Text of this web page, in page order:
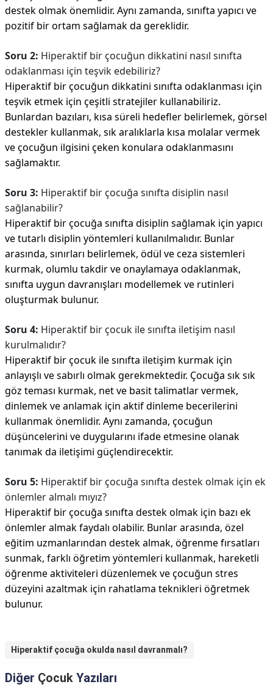
destek olmak önemlidir. Aynı zamanda, sınıfta yapıcı ve
pozitif bir ortam sağlamak da gereklidir.
Soru 2: Hiperaktif bir çocuğun dikkatini nasıl sınıfta
odaklanması için teşvik edebiliriz?
Hiperaktif bir çocuğun dikkatini sınıfta odaklanması için
teşvik etmek için çeşitli stratejiler kullanabiliriz.
Bunlardan bazıları, kısa süreli hedefler belirlemek, görsel
destekler kullanmak, sık aralıklarla kısa molalar vermek
ve çocuğun ilgisini çeken konulara odaklanmasını
sağlamaktır.
Soru 3: Hiperaktif bir çocuğa sınıfta disiplin nasıl
sağlanabilir?
Hiperaktif bir çocuğa sınıfta disiplin sağlamak için yapıcı
ve tutarlı disiplin yöntemleri kullanılmalıdır. Bunlar
arasında, sınırları belirlemek, ödül ve ceza sistemleri
kurmak, olumlu takdir ve onaylamaya odaklanmak,
sınıfta uygun davranışları modellemek ve rutinleri
oluşturmak bulunur.
Soru 4: Hiperaktif bir çocuk ile sınıfta iletişim nasıl
kurulmalıdır?
Hiperaktif bir çocuk ile sınıfta iletişim kurmak için
anlayışlı ve sabırlı olmak gerekmektedir. Çocuğa sık sık
göz teması kurmak, net ve basit talimatlar vermek,
dinlemek ve anlamak için aktif dinleme becerilerini
kullanmak önemlidir. Aynı zamanda, çocuğun
düşüncelerini ve duygularını ifade etmesine olanak
tanımak da iletişimi güçlendirecektir.
Soru 5: Hiperaktif bir çocuğa sınıfta destek olmak için ek
önlemler almalı mıyız?
Hiperaktif bir çocuğa sınıfta destek olmak için bazı ek
önlemler almak faydalı olabilir. Bunlar arasında, özel
eğitim uzmanlarından destek almak, öğrenme fırsatları
sunmak, farklı öğretim yöntemleri kullanmak, hareketli
öğrenme aktiviteleri düzenlemek ve çocuğun stres
düzeyini azaltmak için rahatlama teknikleri öğretmek
bulunur.
Hiperaktif çocuğa okulda nasıl davranmalı?
Diğer Çocuk Yazıları